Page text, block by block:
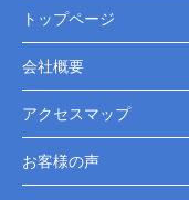
トップページ
会社概要
アクセスマップ
お客様の声